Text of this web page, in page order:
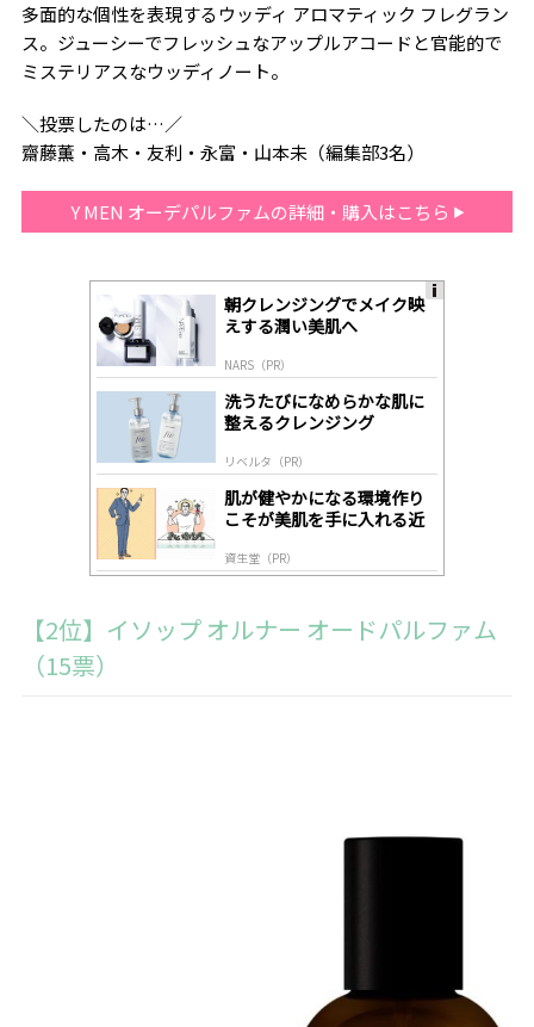
多面的な個性を表現するウッディ アロマティック フレグラン
ス。ジューシーでフレッシュなアップルアコードと官能的で
ミステリアスなウッディノート。
＼投票したのは…／
齋藤薫・高木・友利・永富・山本未（編集部3名）
Y MEN オーデパルファムの詳細・購入はこちら
朝クレンジングでメイク映
えする潤い美肌へ
NARS（PR）
洗うたびになめらかな肌に
整えるクレンジング
リベルタ（PR）
肌が健やかになる環境作り
こそが美肌を手に入れる近
資生堂（PR）
【2位】イソップ オルナー オードパルファム
（15票）